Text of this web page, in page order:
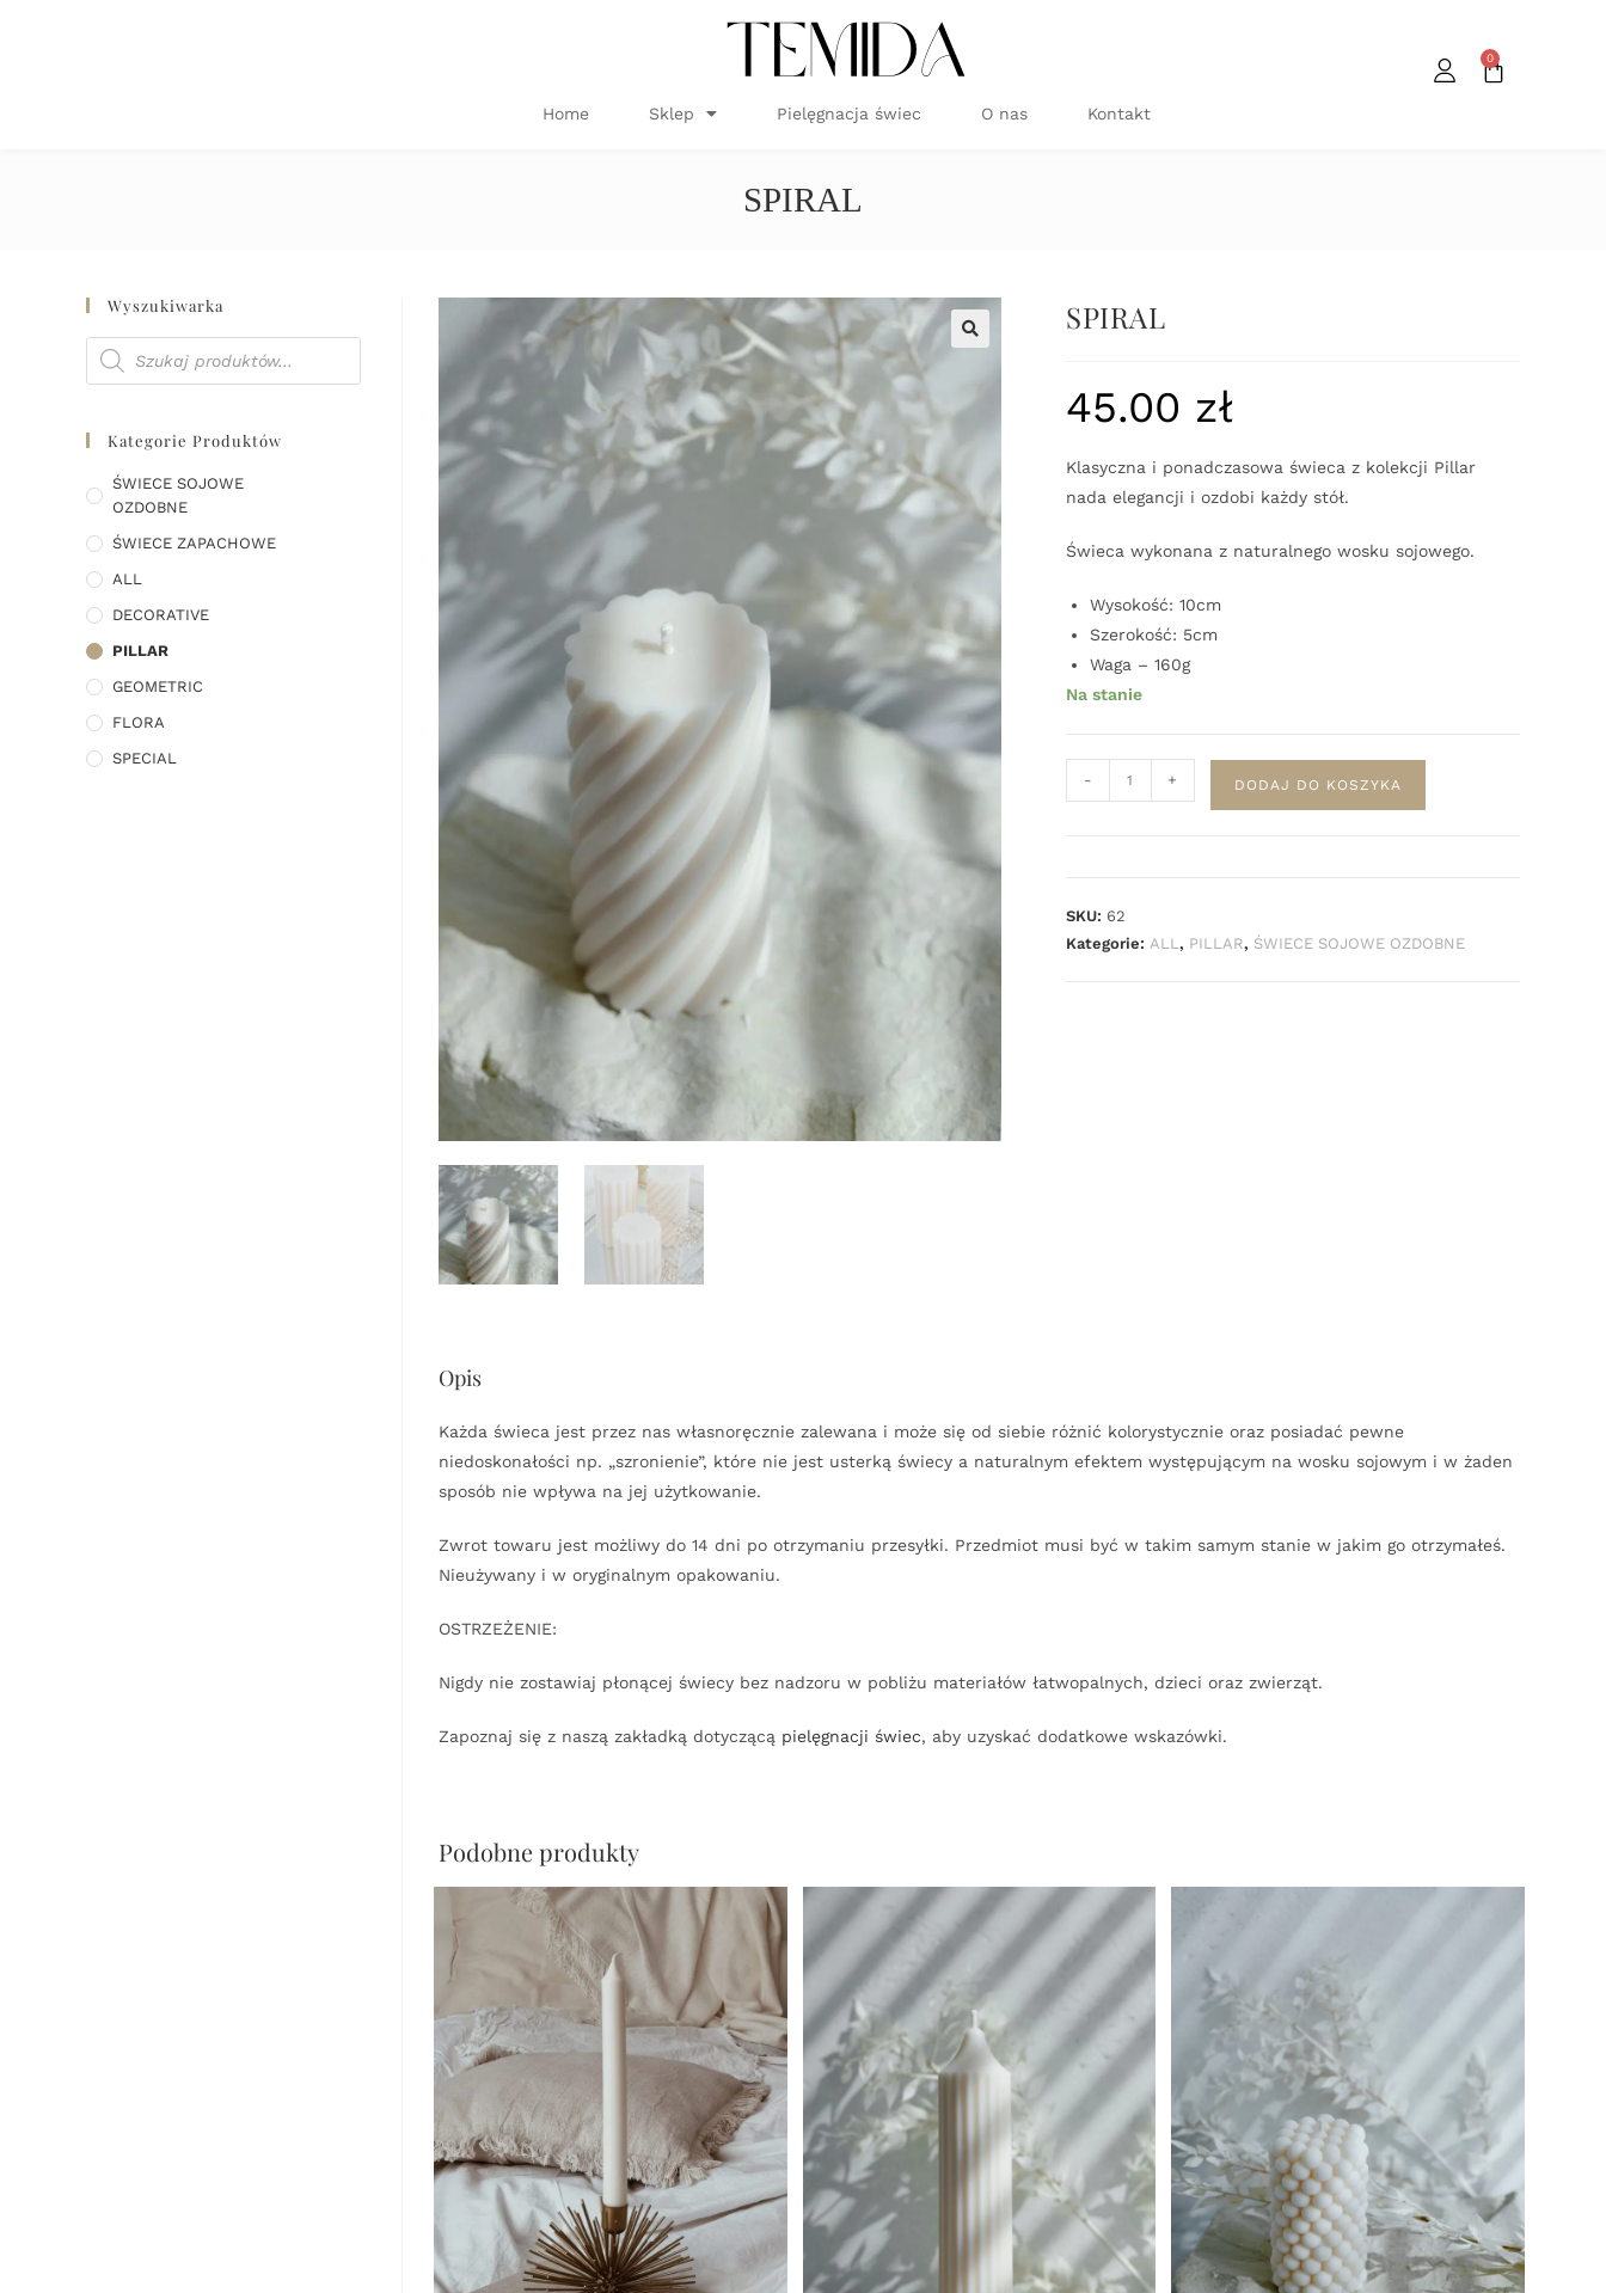
Home Sklep Pielęgnacja świec O nas Kontakt
0
SPIRAL
SPIRAL
45.00 zł
Klasyczna i ponadczasowa świeca z kolekcji Pillar
nada elegancji i ozdobi każdy stół.
Świeca wykonana z naturalnego wosku sojowego.
Wysokość: 10cm
Szerokość: 5cm
Waga – 160g
Na stanie
- + DODAJ DO KOSZYKA
SKU: 62
Kategorie: ALL, PILLAR, ŚWIECE SOJOWE OZDOBNE
Opis
Każda świeca jest przez nas własnoręcznie zalewana i może się od siebie różnić kolorystycznie oraz posiadać pewne
niedoskonałości np. „szronienie”, które nie jest usterką świecy a naturalnym efektem występującym na wosku sojowym i w żaden
sposób nie wpływa na jej użytkowanie.
Zwrot towaru jest możliwy do 14 dni po otrzymaniu przesyłki. Przedmiot musi być w takim samym stanie w jakim go otrzymałeś.
Nieużywany i w oryginalnym opakowaniu.
OSTRZEŻENIE:
Nigdy nie zostawiaj płonącej świecy bez nadzoru w pobliżu materiałów łatwopalnych, dzieci oraz zwierząt.
Zapoznaj się z naszą zakładką dotyczącą pielęgnacji świec, aby uzyskać dodatkowe wskazówki.
Podobne produkty
Wyszukiwarka
Kategorie Produktów
ŚWIECE SOJOWE
OZDOBNE
ŚWIECE ZAPACHOWE
ALL
DECORATIVE
PILLAR
GEOMETRIC
FLORA
SPECIAL